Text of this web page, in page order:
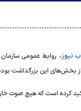
نیوز، روابط عمومی
بخش‌های این بزرگداشت
کرده است که هیچ صوت